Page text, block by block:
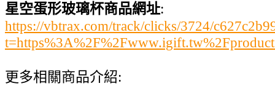
星空蛋形玻璃杯商品網址:
https://vbtrax.com/track/clicks/3724/
更多相關商品介紹: